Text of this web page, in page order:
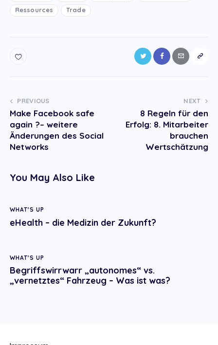
Ressources
Trade
Post
navigation
PREVIOUS
Make Facebook safe
again ?– weitere
Änderungen des Social
Networks
NEXT
8 Regeln für den
Erfolg: 8. Mitarbeiter
brauchen
Wertschätzung
You May Also Like
WHAT'S UP
eHealth – die Medizin der Zukunft?
WHAT'S UP
Begriffswirrwarr „autonomes“ vs.
„vernetztes“ Fahrzeug – Was ist was?